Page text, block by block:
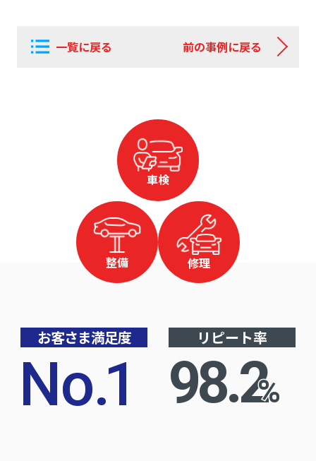
一覧に戻る 前の事例に戻る
車検
整備 修理
お客さま満足度
No.1
リピート率
98.2%